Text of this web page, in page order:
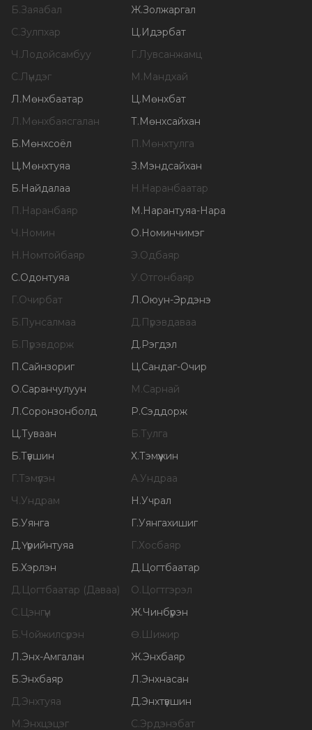
Б.Заяабал Ж.Золжаргал
С.Зулпхар Ц.Идэрбат
Ч.Лодойсамбуу Г.Лувсанжамц
С.Лүндэг М.Мандхай
Л.Мөнхбаатар Ц.Мөнхбат
Л.Мөнхбаясгалан Т.Мөнхсайхан
Б.Мөнхсоёл П.Мөнхтулга
Ц.Мөнхтуяа З.Мэндсайхан
Б.Найдалаа Н.Наранбаатар
П.Наранбаяр М.Нарантуяа-Нара
Ч.Номин О.Номинчимэг
Н.Номтойбаяр Э.Одбаяр
С.Одонтуяа У.Отгонбаяр
Г.Очирбат Л.Оюун-Эрдэнэ
Б.Пунсалмаа Д.Пүрэвдаваа
Б.Пүрэвдорж Д.Рэгдэл
П.Сайнзориг Ц.Сандаг-Очир
О.Саранчулуун М.Сарнай
Л.Соронзонболд Р.Сэддорж
Ц.Туваан Б.Тулга
Б.Түвшин Х.Тэмүүжин
Г.Тэмүүлэн А.Ундраа
Ч.Ундрам Н.Учрал
Б.Уянга Г.Уянгахишиг
Д.Үүрийнтуяа Г.Хосбаяр
Б.Хэрлэн Д.Цогтбаатар
Д.Цогтбаатар (Даваа) О.Цогтгэрэл
С.Цэнгүүн Ж.Чинбүрэн
Б.Чойжилсүрэн Ө.Шижир
Л.Энх-Амгалан Ж.Энхбаяр
Б.Энхбаяр Л.Энхнасан
Д.Энхтуяа Д.Энхтүвшин
М.Энхцэцэг С.Эрдэнэбат